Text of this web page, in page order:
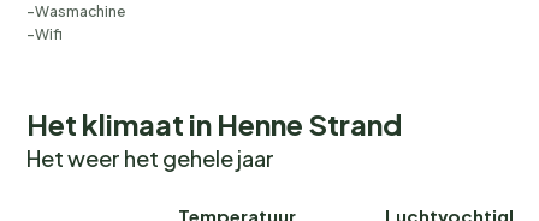
Wasmachine
Wifi
Het klimaat in Henne Strand
Het weer het gehele jaar
Temperatuur